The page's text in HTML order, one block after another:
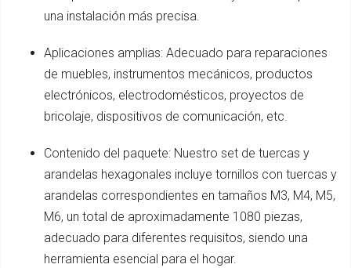
una instalación más precisa.
Aplicaciones amplias: Adecuado para reparaciones
de muebles, instrumentos mecánicos, productos
electrónicos, electrodomésticos, proyectos de
bricolaje, dispositivos de comunicación, etc.
Contenido del paquete: Nuestro set de tuercas y
arandelas hexagonales incluye tornillos con tuercas y
arandelas correspondientes en tamaños M3, M4, M5,
M6, un total de aproximadamente 1080 piezas,
adecuado para diferentes requisitos, siendo una
herramienta esencial para el hogar.